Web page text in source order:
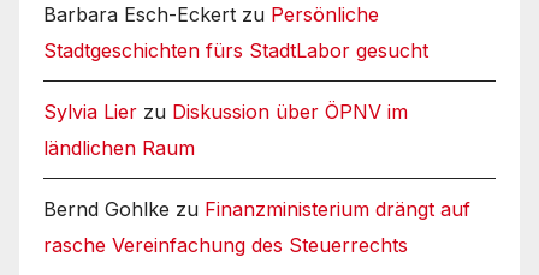
Barbara Esch-Eckert zu Persönliche
Stadtgeschichten fürs StadtLabor gesucht
Sylvia Lier zu Diskussion über ÖPNV im
ländlichen Raum
Bernd Gohlke zu Finanzministerium drängt auf
rasche Vereinfachung des Steuerrechts